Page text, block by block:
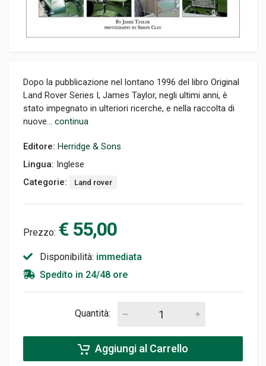
Dopo la pubblicazione nel lontano 1996 del libro Original
Land Rover Series I, James Taylor, negli ultimi anni, è
stato impegnato in ulteriori ricerche, e nella raccolta di
nuove... continua
Editore: Herridge & Sons
Lingua: Inglese
Categorie:
Land rover
Prezzo: € 55,00
Disponibilità: immediata
Spedito in 24/48 ore
Quantità:
Aggiungi al Carrello